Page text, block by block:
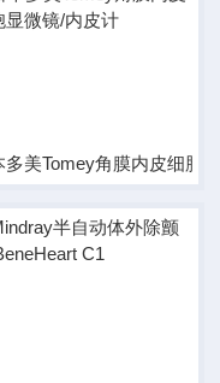
多美Tomey角膜内皮细胞